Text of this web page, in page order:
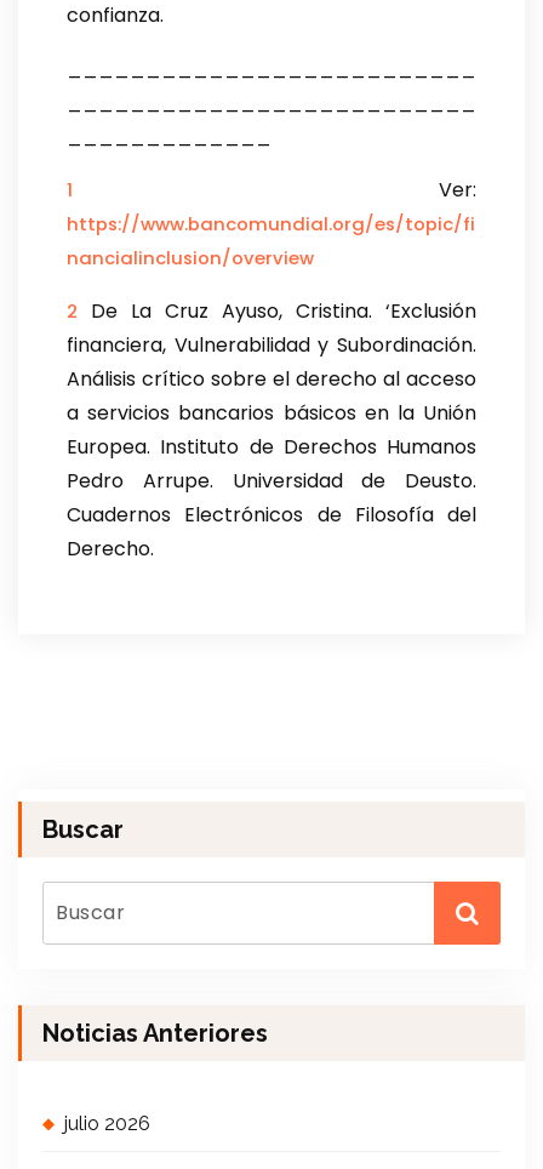
confianza.
1 Ver:
https://www.bancomundial.org/es/topic/fi
nancialinclusion/overview
2 De La Cruz Ayuso, Cristina. ‘Exclusión
financiera, Vulnerabilidad y Subordinación.
Análisis crítico sobre el derecho al acceso
a servicios bancarios básicos en la Unión
Europea. Instituto de Derechos Humanos
Pedro Arrupe. Universidad de Deusto.
Cuadernos Electrónicos de Filosofía del
Derecho.
Buscar
Noticias Anteriores
julio 2026